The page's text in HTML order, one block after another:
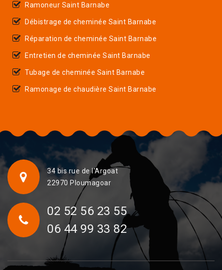
Ramoneur Saint Barnabe
Débistrage de cheminée Saint Barnabe
Réparation de cheminée Saint Barnabe
Entretien de cheminée Saint Barnabe
Tubage de cheminée Saint Barnabe
Ramonage de chaudière Saint Barnabe
34 bis rue de l'Argoat
22970 Ploumagoar
02 52 56 23 55
06 44 99 33 82